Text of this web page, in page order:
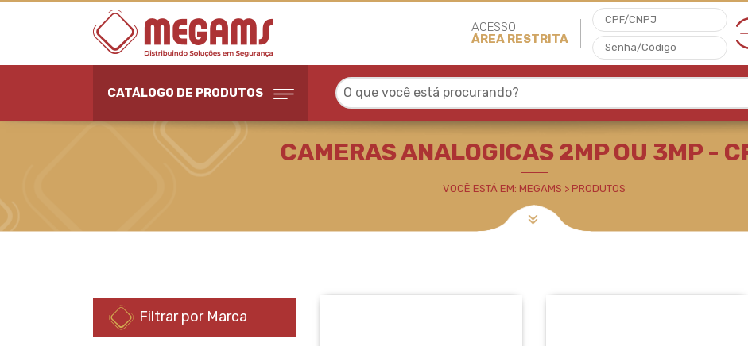
CAMERAS ANALOGICAS 2MP OU 3MP - CFTV
ACESSO
ÁREA RESTRITA
CATÁLOGO DE PRODUTOS O que você está procurando?
CAMERAS ANALOGICAS 2MP OU 3MP -
VOCÊ ESTÁ EM: MEGAMS > PRODUTOS
Filtrar por Marca